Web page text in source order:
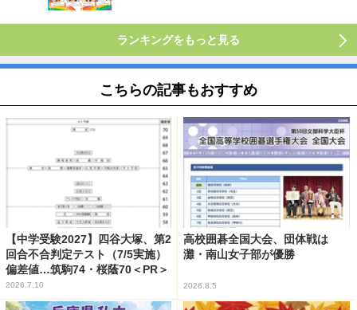
ランキングをもっと見る
こちらの記事もおすすめ
【中学受験2027】四谷大塚、第2
回合不合判定テスト（7/5実施）
偏差値…筑駒74・桜蔭70＜PR＞
2026.7.10
高校囲碁全国大会、団体戦は
灘・南山女子部が優勝
2026.8.5